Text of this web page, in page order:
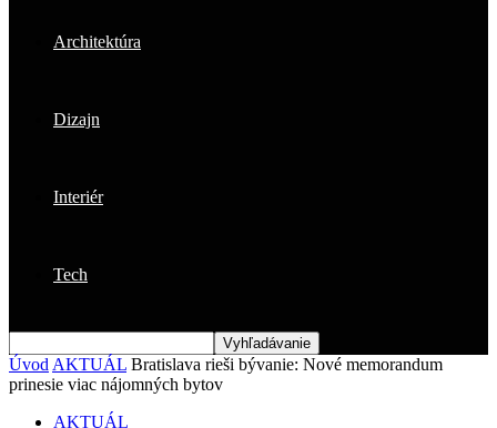
Architektúra
Dizajn
Interiér
Tech
Úvod AKTUÁL Bratislava rieši bývanie: Nové memorandum
prinesie viac nájomných bytov
AKTUÁL